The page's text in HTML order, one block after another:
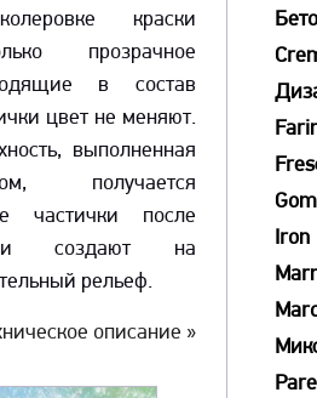
краски
прозрачное
в состав
цвет не меняют.
выполненная
получается
частички после
создают на
рельеф.
описание »
Iron